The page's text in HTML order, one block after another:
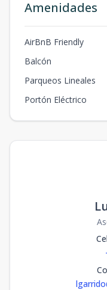
Amenidades
AirBnB Friendly
Balcón
Parqueos Lineales
Portón Eléctrico